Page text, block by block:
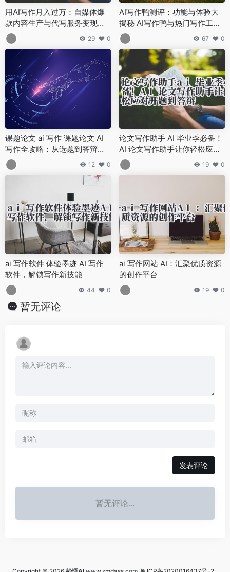
用AI写作月入过万：自媒体爆
款内容生产与代写服务变现指
南
29 0
AI写作鸭测评：功能与体验大
揭秘 AI写作鸭与热门写作工具
对比测评
67 0
课题论文 ai 写作 课题论文 AI
写作全攻略：从选题到答辩的
智能化创作流程
12 0
论文写作助手 AI 毕业季必备！
AI 论文写作助手让你轻松应对
开题到答辩
19 0
ai 写作软件 体验墨迹 AI 写作
软件，解锁写作新技能
44 0
ai 写作网站 AI：汇聚优质资源
的创作平台
19 0
暂无评论
发表评论
暂无评论...